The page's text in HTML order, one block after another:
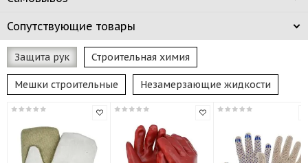
Сопутствующие товары
Защита рук Строительная химия
Мешки строительные Незамерзающие жидкости